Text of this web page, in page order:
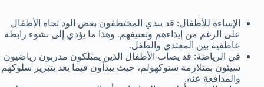
الإساءة للأطفال: قد يبدي المختطفون بعض الود تجاه الأطفال
على الرغم من إيذاءهم وتعنيفهم. وهذا ما يؤدي إلى نشوء رابطة
عاطفية بين المعتدي والطفل.
في الرياضة: قد يصاب الأطفال الذين يمتلكون مدربون رياضيون
سيئون بمتلازمة ستوكهولم، حيث يبدأون فيما بعد بتبرير سلوكهم
والمدافعة عنه.